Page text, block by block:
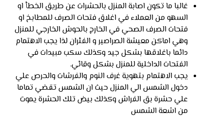
غالبا ما تكون اصابة المنزل بالحشرات عن طريق الخطأ او
السهو من العملاء في اغلاق فتحات الصرف للمطابخ او
فتحات الصرف الصحي في الخارج بالحوش الخارجي للمنزل
وهي اماكن معيشة الصراصير و الفئران لذا يجب الاهتمام
دائما باغلاقها بشكل جيد وكذلك سكب مبيدات في
الفتحات الداخلية للمنزل بشكل وقائي.
يجب الاهتمام بتهوية غرف النوم والفرشات والحرص علي
دخول الشمس الي المنزل حيث ان الشمس تقضي تماما
علي حشرة بق الفراش وكذلك بيض تلك الحشرة يموت
من اشعة الشمس